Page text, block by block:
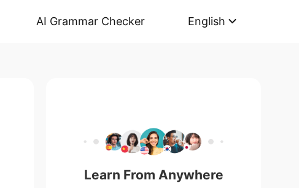
AI Grammar Checker English
Learn From Anywhere